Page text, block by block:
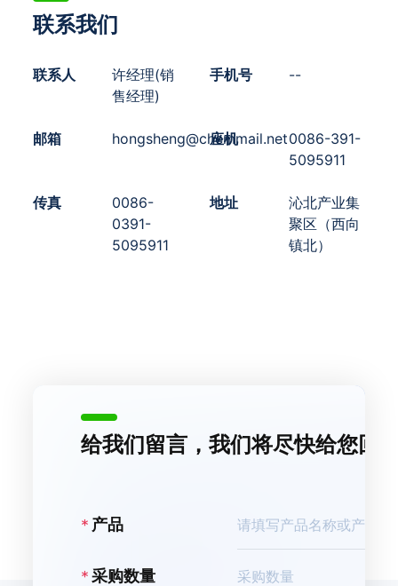
联系我们
联系人
许经理(销
售经理)
手机号 --
邮箱 hongsheng@chemmail.net
座机
0086-391-
5095911
传真
0086-
0391-
5095911
地址
沁北产业集
聚区（西向
镇北）
给我们留言，我们将尽快给您回
产品
采购数量